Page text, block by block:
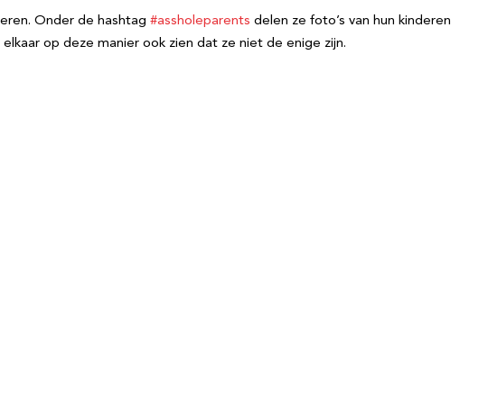
Onder de hashtag #assholeparents delen ze foto’s van hun kinderen
op deze manier ook zien dat ze niet de enige zijn.